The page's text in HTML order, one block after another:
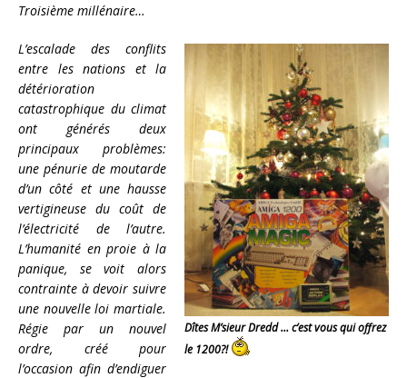
Troisième millénaire…
Dîtes M’sieur Dredd … c’est vous qui offrez
le 1200?!
L’escalade des conflits
entre les nations et la
détérioration
catastrophique du climat
ont générés deux
principaux problèmes:
une pénurie de moutarde
d’un côté et une hausse
vertigineuse du coût de
l’électricité de l’autre.
L’humanité en proie à la
panique, se voit alors
contrainte à devoir suivre
une nouvelle loi martiale.
Régie par un nouvel
ordre, créé pour
l’occasion afin d’endiguer